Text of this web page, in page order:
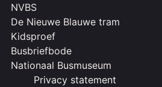
NVBS
De Nieuwe Blauwe tram
Kidsproef
Busbriefbode
Nationaal Busmuseum
Privacy statement